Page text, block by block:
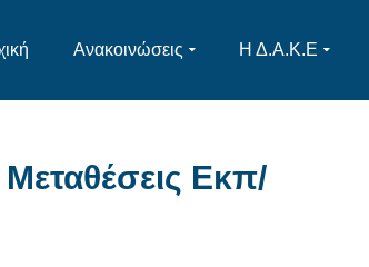
Ανακοινώσεις Η Δ.Α.Κ.Ε
Εκπ/